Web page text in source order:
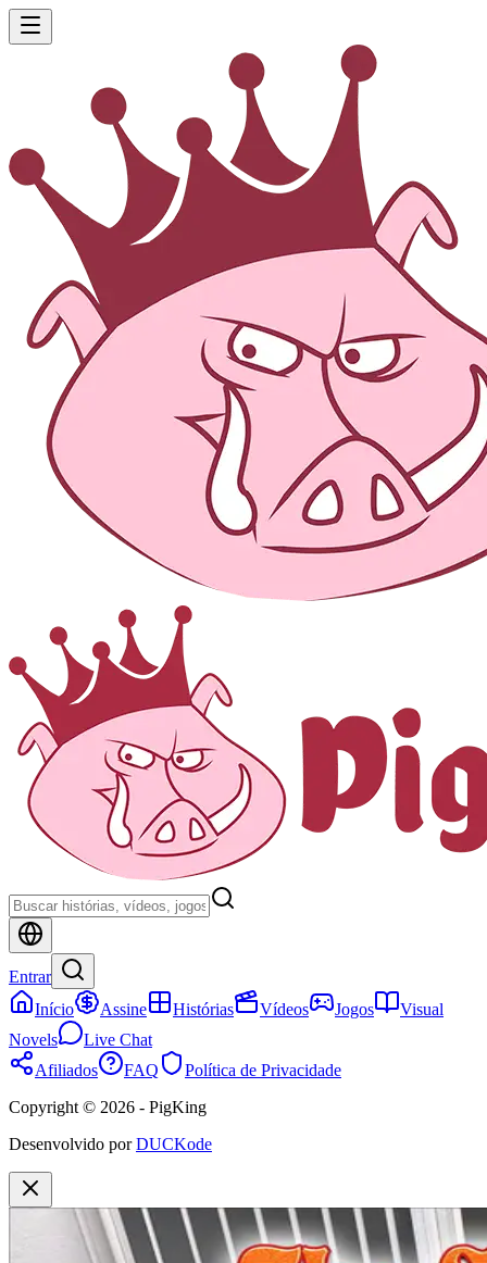
Entrar
Início
Assine Histórias Vídeos Jogos
Visual
Novels
Live Chat
Afiliados
FAQ
Política de Privacidade
Copyright © 2026 - PigKing
Desenvolvido por DUCKode